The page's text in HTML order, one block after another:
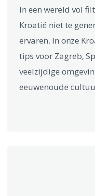
In een wereld vol
Kroatië niet te
ervaren. In onze
tips voor Zagreb,
veelzijdige
eeuwenoude